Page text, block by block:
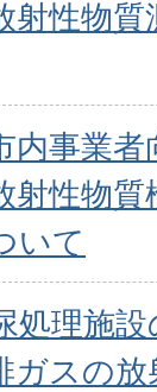
射性物質
内事業者
射性物質
いて
処理施設
ガスの放